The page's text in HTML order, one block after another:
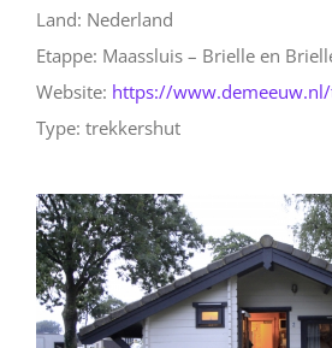
Land: Nederland
Etappe: Maassluis – Brielle en
Website: https://
Type: trekkershut